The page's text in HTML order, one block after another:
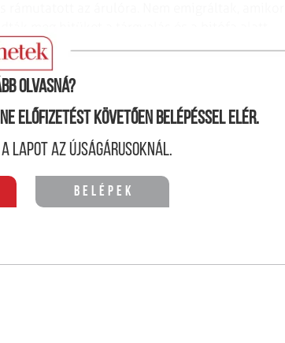
olvasná?
előfizetést követően belépéssel elér.
lapot az újságárusoknál.
Belépek